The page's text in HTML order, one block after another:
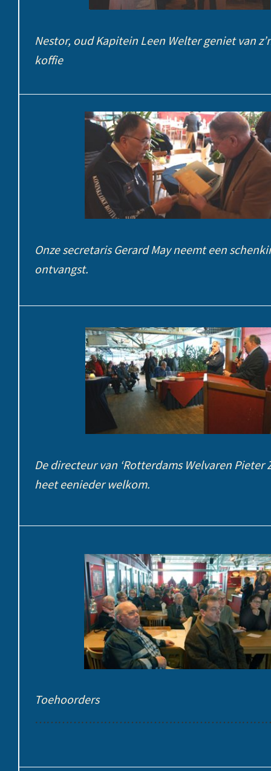
Nestor, oud Kapitein Leen Welter geniet van
koffie
Onze secretaris Gerard May neemt een
ontvangst.
De directeur van ‘Rotterdams Welvaren Pieter
heet eenieder welkom.
Toehoorders